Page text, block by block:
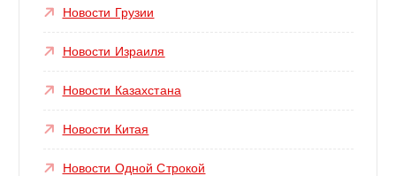
Новости Грузии
Новости Израиля
Новости Казахстана
Новости Китая
Новости Одной Строкой